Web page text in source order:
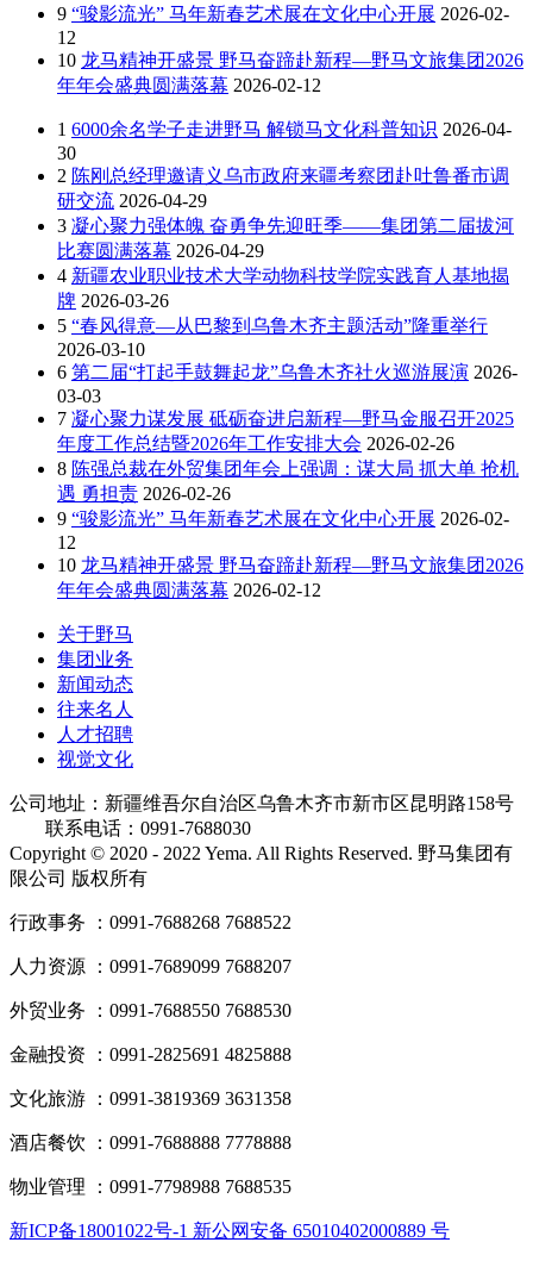
9 “骏影流光” 马年新春艺术展在文化中心开展 2026-02-
12
10 龙马精神开盛景 野马奋蹄赴新程—野马文旅集团2026
年年会盛典圆满落幕 2026-02-12
1 6000余名学子走进野马 解锁马文化科普知识 2026-04-
30
2 陈刚总经理邀请义乌市政府来疆考察团赴吐鲁番市调
研交流 2026-04-29
3 凝心聚力强体魄 奋勇争先迎旺季——集团第二届拔河
比赛圆满落幕 2026-04-29
4 新疆农业职业技术大学动物科技学院实践育人基地揭
牌 2026-03-26
5 “春风得意—从巴黎到乌鲁木齐主题活动”隆重举行
2026-03-10
6 第二届“打起手鼓舞起龙”乌鲁木齐社火巡游展演 2026-
03-03
7 凝心聚力谋发展 砥砺奋进启新程—野马金服召开2025
年度工作总结暨2026年工作安排大会 2026-02-26
8 陈强总裁在外贸集团年会上强调：谋大局 抓大单 抢机
遇 勇担责 2026-02-26
9 “骏影流光” 马年新春艺术展在文化中心开展 2026-02-
12
10 龙马精神开盛景 野马奋蹄赴新程—野马文旅集团2026
年年会盛典圆满落幕 2026-02-12
关于野马
集团业务
新闻动态
往来名人
人才招聘
视觉文化
公司地址：新疆维吾尔自治区乌鲁木齐市新市区昆明路158号
联系电话：0991-7688030
Copyright © 2020 - 2022 Yema. All Rights Reserved. 野马集团有
限公司 版权所有
行政事务 ：0991-7688268 7688522
人力资源 ：0991-7689099 7688207
外贸业务 ：0991-7688550 7688530
金融投资 ：0991-2825691 4825888
文化旅游 ：0991-3819369 3631358
酒店餐饮 ：0991-7688888 7778888
物业管理 ：0991-7798988 7688535
新ICP备18001022号-1 新公网安备 65010402000889 号